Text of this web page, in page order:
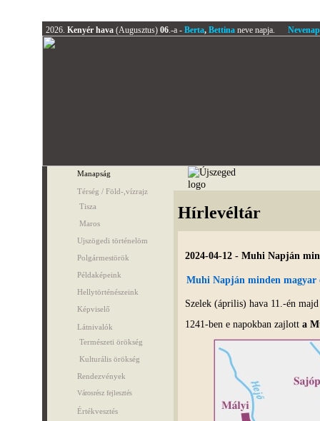
2026. Kenyér hava (Augusztus) 06.-a - Berta, Bettinaneve napja.
Manapság
Térség / Föld-,vízrajz
Tisza
Maros
Ujszögedi történelöm
Polgármestörök
Példaképeink
Hellytörténészeink
Képviselő
Látnivalók
Természeti örökség
Kulturális örökség
Rendezvények
Városrész fejlesztés
Értékvesztés
Hírlevéltár
2024-04-12 - Muhi Napján
Muhi Napján minden magyar
Szelek (április) hava 11.-én
1241-ben e napokban zajlott a